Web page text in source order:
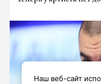
Наш веб-сайт